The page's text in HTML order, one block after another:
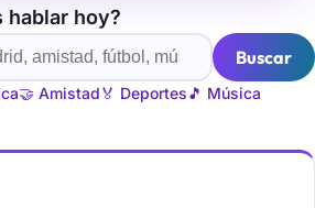
hablar hoy?
Buscar
🤝 Amistad🏅 Deportes🎵 Música